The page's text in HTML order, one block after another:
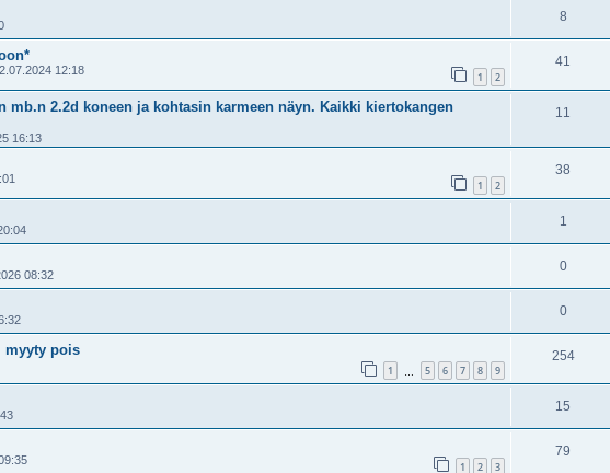
8
12:18 1 2
41
mb.n 2.2d koneen ja kohtasin karmeen näyn. Kaikki kiertokangen
16:13
11
1 2
38
1
08:32
0
0
myyty pois
1 5 6 7 8 9
254
15
1 2 3
79